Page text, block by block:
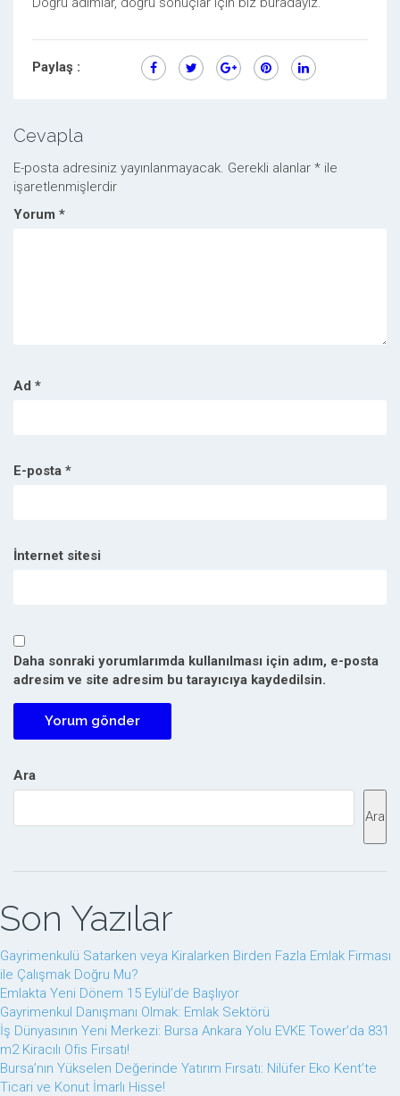
Paylaş :
Cevapla
E-posta adresiniz yayınlanmayacak. Gerekli alanlar * ile
işaretlenmişlerdir
Yorum *
Ad *
E-posta *
İnternet sitesi
Daha sonraki yorumlarımda kullanılması için adım, e-posta
adresim ve site adresim bu tarayıcıya kaydedilsin.
Ara
Ara
Son Yazılar
Gayrimenkulü Satarken veya Kiralarken Birden Fazla Emlak Firması
ile Çalışmak Doğru Mu?
Emlakta Yeni Dönem 15 Eylül’de Başlıyor
Gayrimenkul Danışmanı Olmak: Emlak Sektörü
İş Dünyasının Yeni Merkezi: Bursa Ankara Yolu EVKE Tower’da 831
m2 Kiracılı Ofis Fırsatı!
Bursa’nın Yükselen Değerinde Yatırım Fırsatı: Nilüfer Eko Kent’te
Ticari ve Konut İmarlı Hisse!